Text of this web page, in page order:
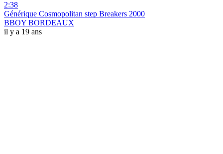
2:38
Générique Cosmopolitan step Breakers 2000
BBOY BORDEAUX
il y a 19 ans